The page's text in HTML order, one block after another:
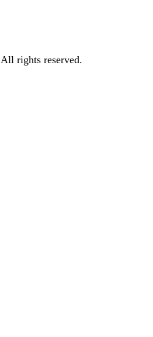
All rights reserved.